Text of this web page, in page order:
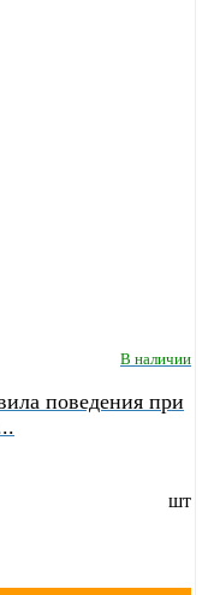
В наличии
поведения при
шт